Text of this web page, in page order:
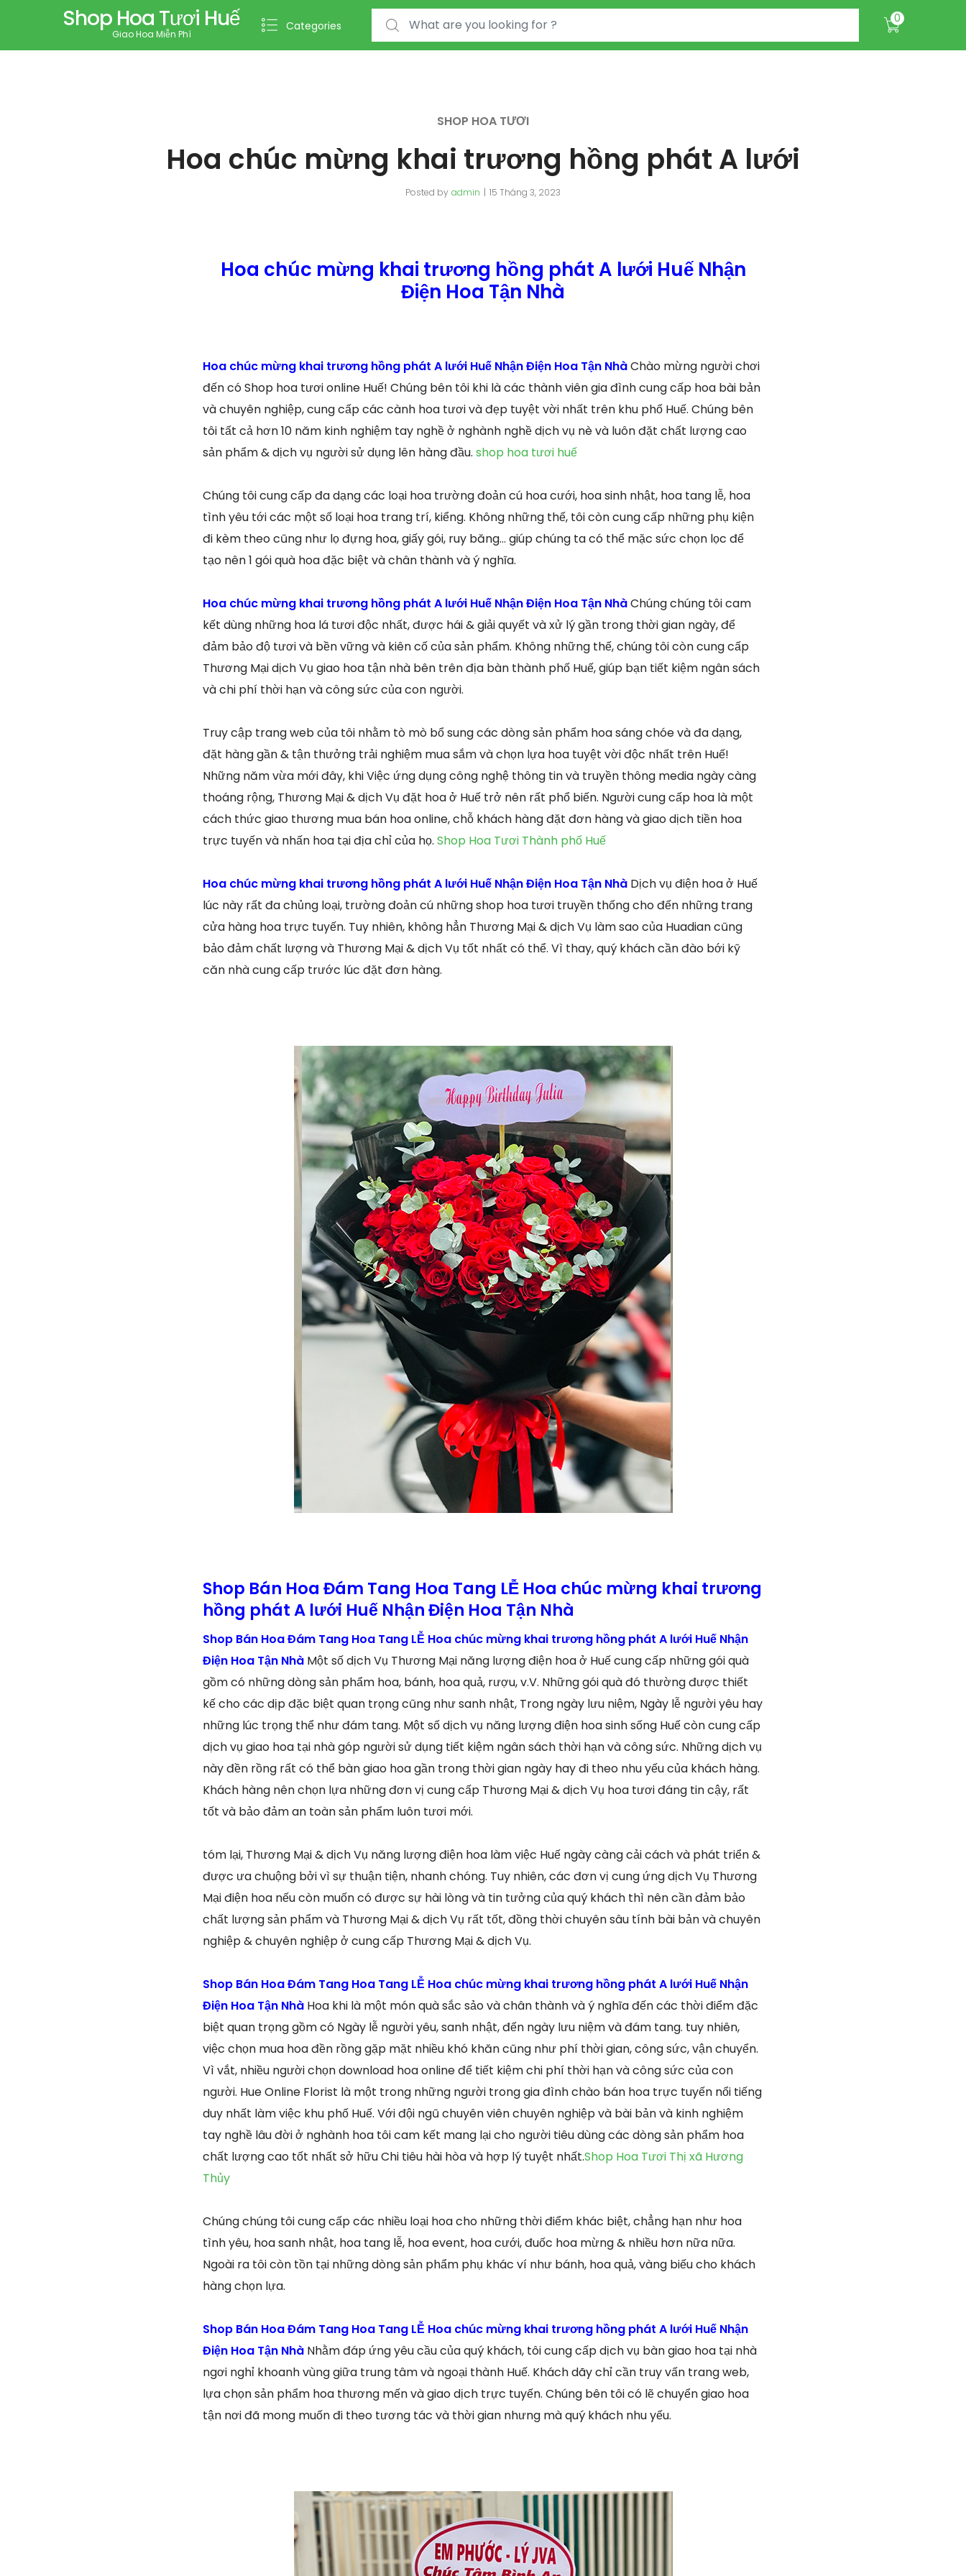
Shop Hoa Tươi Huế
Giao Hoa Miễn Phí
Categories
Search for: 0
SHOP HOA TƯƠI
Hoa chúc mừng khai trương hồng phát A lưới
Posted by admin 15 Tháng 3, 2023
Hoa chúc mừng khai trương hồng phát A lưới Huế Nhận
Điện Hoa Tận Nhà
Hoa chúc mừng khai trương hồng phát A lưới Huế Nhận Điện Hoa Tận NhàChào mừng người chơi
đến có Shop hoa tươi online Huế! Chúng bên tôi khi là các thành viên gia đình cung cấp hoa bài bản
và chuyên nghiệp, cung cấp các cành hoa tươi và đẹp tuyệt vời nhất trên khu phố Huế. Chúng bên
tôi tất cả hơn 10 năm kinh nghiệm tay nghề ở nghành nghề dịch vụ nè và luôn đặt chất lượng cao
sản phẩm & dịch vụ người sử dụng lên hàng đầu. shop hoa tươi huế
Chúng tôi cung cấp đa dạng các loại hoa trường đoản cú hoa cưới, hoa sinh nhật, hoa tang lễ, hoa
tình yêu tới các một số loại hoa trang trí, kiểng. Không những thế, tôi còn cung cấp những phụ kiện
đi kèm theo cũng như lọ đựng hoa, giấy gói, ruy băng… giúp chúng ta có thể mặc sức chọn lọc để
tạo nên 1 gói quà hoa đặc biệt và chân thành và ý nghĩa.
Hoa chúc mừng khai trương hồng phát A lưới Huế Nhận Điện Hoa Tận NhàChúng chúng tôi cam
kết dùng những hoa lá tươi độc nhất, được hái & giải quyết và xử lý gần trong thời gian ngày, để
đảm bảo độ tươi và bền vững và kiên cố của sản phẩm. Không những thế, chúng tôi còn cung cấp
Thương Mại dịch Vụ giao hoa tận nhà bên trên địa bàn thành phố Huế, giúp bạn tiết kiệm ngân sách
và chi phí thời hạn và công sức của con người.
Truy cập trang web của tôi nhằm tò mò bổ sung các dòng sản phẩm hoa sáng chóe và đa dạng,
đặt hàng gần & tận thưởng trải nghiệm mua sắm và chọn lựa hoa tuyệt vời độc nhất trên Huế!
Những năm vừa mới đây, khi Việc ứng dụng công nghệ thông tin và truyền thông media ngày càng
thoáng rộng, Thương Mại & dịch Vụ đặt hoa ở Huế trở nên rất phổ biến. Người cung cấp hoa là một
cách thức giao thương mua bán hoa online, chỗ khách hàng đặt đơn hàng và giao dịch tiền hoa
trực tuyến và nhấn hoa tại địa chỉ của họ. Shop Hoa Tươi Thành phố Huế
Hoa chúc mừng khai trương hồng phát A lưới Huế Nhận Điện Hoa Tận Nhà Dịch vụ điện hoa ở Huế
lúc này rất đa chủng loại, trường đoản cú những shop hoa tươi truyền thống cho đến những trang
cửa hàng hoa trực tuyến. Tuy nhiên, không hẳn Thương Mại & dịch Vụ làm sao của Huadian cũng
bảo đảm chất lượng và Thương Mại & dịch Vụ tốt nhất có thể. Vì thay, quý khách cần đào bới kỹ
căn nhà cung cấp trước lúc đặt đơn hàng.
Shop Bán Hoa Đám Tang Hoa Tang LỄ Hoa chúc mừng khai trương
hồng phát A lưới Huế Nhận Điện Hoa Tận Nhà
Shop Bán Hoa Đám Tang Hoa Tang LỄ Hoa chúc mừng khai trương hồng phát A lưới Huế Nhận
Điện Hoa Tận Nhà Một số dịch Vụ Thương Mại năng lượng điện hoa ở Huế cung cấp những gói quà
gồm có những dòng sản phẩm hoa, bánh, hoa quả, rượu, v.V. Những gói quà đó thường được thiết
kế cho các dịp đặc biệt quan trọng cũng như sanh nhật, Trong ngày lưu niệm, Ngày lễ người yêu hay
những lúc trọng thể như đám tang. Một số dịch vụ năng lượng điện hoa sinh sống Huế còn cung cấp
dịch vụ giao hoa tại nhà góp người sử dụng tiết kiệm ngân sách thời hạn và công sức. Những dịch vụ
này đền rồng rất có thể bàn giao hoa gần trong thời gian ngày hay đi theo nhu yếu của khách hàng.
Khách hàng nên chọn lựa những đơn vị cung cấp Thương Mại & dịch Vụ hoa tươi đáng tin cậy, rất
tốt và bảo đảm an toàn sản phẩm luôn tươi mới.
tóm lại, Thương Mại & dịch Vụ năng lượng điện hoa làm việc Huế ngày càng cải cách và phát triển &
được ưa chuộng bởi vì sự thuận tiện, nhanh chóng. Tuy nhiên, các đơn vị cung ứng dịch Vụ Thương
Mại điện hoa nếu còn muốn có được sự hài lòng và tin tưởng của quý khách thì nên cần đảm bảo
chất lượng sản phẩm và Thương Mại & dịch Vụ rất tốt, đồng thời chuyên sâu tính bài bản và chuyên
nghiệp & chuyên nghiệp ở cung cấp Thương Mại & dịch Vụ.
Shop Bán Hoa Đám Tang Hoa Tang LỄ Hoa chúc mừng khai trương hồng phát A lưới Huế Nhận
Điện Hoa Tận Nhà Hoa khi là một món quà sắc sảo và chân thành và ý nghĩa đến các thời điểm đặc
biệt quan trọng gồm có Ngày lễ người yêu, sanh nhật, đến ngày lưu niệm và đám tang. tuy nhiên,
việc chọn mua hoa đền rồng gặp mặt nhiều khó khăn cũng như phí thời gian, công sức, vận chuyển.
Vì vắt, nhiều người chọn download hoa online để tiết kiệm chi phí thời hạn và công sức của con
người. Hue Online Florist là một trong những người trong gia đình chào bán hoa trực tuyến nổi tiếng
duy nhất làm việc khu phố Huế. Với đội ngũ chuyên viên chuyên nghiệp và bài bản và kinh nghiệm
tay nghề lâu đời ở nghành hoa tôi cam kết mang lại cho người tiêu dùng các dòng sản phẩm hoa
chất lượng cao tốt nhất sở hữu Chi tiêu hài hòa và hợp lý tuyệt nhất.Shop Hoa Tươi Thị xã Hương
Thủy
Chúng chúng tôi cung cấp các nhiều loại hoa cho những thời điểm khác biệt, chẳng hạn như hoa
tình yêu, hoa sanh nhật, hoa tang lễ, hoa event, hoa cưới, đuốc hoa mừng & nhiều hơn nữa nữa.
Ngoài ra tôi còn tồn tại những dòng sản phẩm phụ khác ví như bánh, hoa quả, vàng biếu cho khách
hàng chọn lựa.
Shop Bán Hoa Đám Tang Hoa Tang LỄ Hoa chúc mừng khai trương hồng phát A lưới Huế Nhận
Điện Hoa Tận Nhà Nhằm đáp ứng yêu cầu của quý khách, tôi cung cấp dịch vụ bàn giao hoa tại nhà
ngơi nghỉ khoanh vùng giữa trung tâm và ngoại thành Huế. Khách dãy chỉ cần truy vấn trang web,
lựa chọn sản phẩm hoa thương mến và giao dịch trực tuyến. Chúng bên tôi có lẽ chuyển giao hoa
tận nơi đã mong muốn đi theo tương tác và thời gian nhưng mà quý khách nhu yếu.